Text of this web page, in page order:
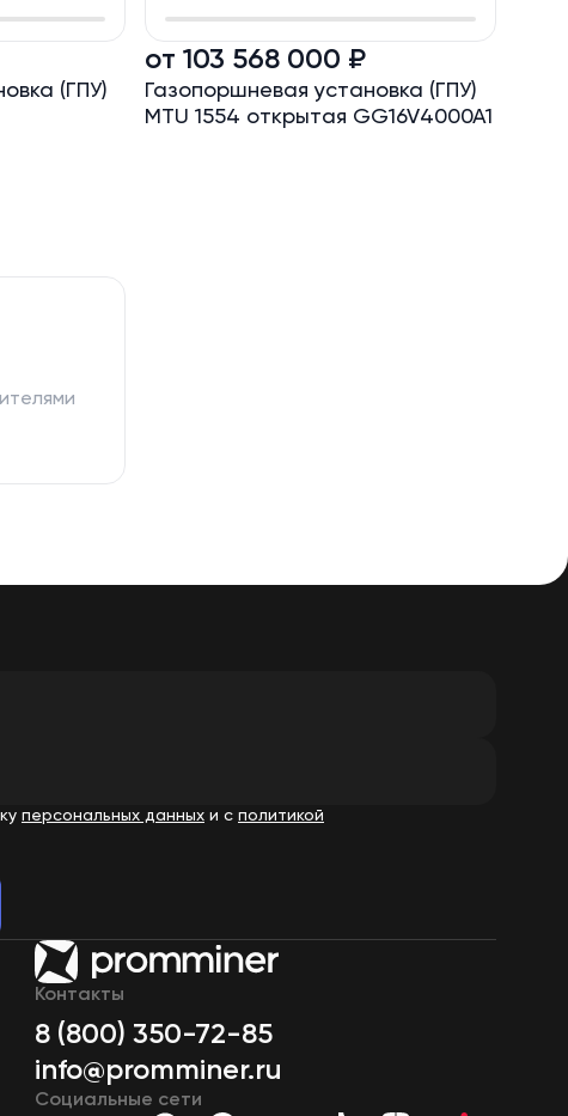
(ГПУ)
от 103 568 000 ₽
Газопоршневая установка (ГПУ)
MTU 1554 открытая GG16V4000A1
персональных данных и с политикой
Контакты
8 (800) 350-72-85
info@promminer.ru
Социальные сети